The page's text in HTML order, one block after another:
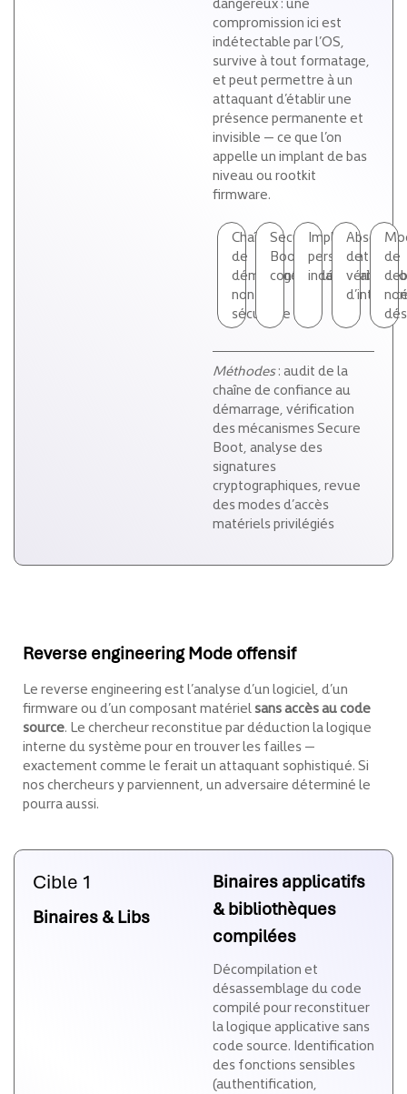
compromission ici est
indétectable par l’OS,
survive à tout formatage,
et peut permettre à un
attaquant d’établir une
présence permanente et
invisible — ce que l’on
appelle un implant de bas
niveau ou rootkit
firmware.
Chaîne
de
démarrage
non
sécurisée
Secure
Boot
contournable
Implants
persistants
indétectables
Absence
de
de
non
Méthodes: audit de la
chaîne de confiance au
démarrage, vérification
des mécanismes Secure
Boot, analyse des
signatures
cryptographiques, revue
des modes d’accès
matériels privilégiés
Reverse engineering Mode offensif
Le reverse engineering est l’analyse d’un logiciel, d’un
firmware ou d’un composant matériel sans accès au code
source. Le chercheur reconstitue par déduction la logique
interne du système pour en trouver les failles —
exactement comme le ferait un attaquant sophistiqué. Si
nos chercheurs y parviennent, un adversaire déterminé le
pourra aussi.
Cible 1
Binaires & Libs
Binaires applicatifs
& bibliothèques
compilées
Décompilation et
désassemblage du code
compilé pour reconstituer
la logique applicative sans
code source. Identification
des fonctions sensibles
(authentification,